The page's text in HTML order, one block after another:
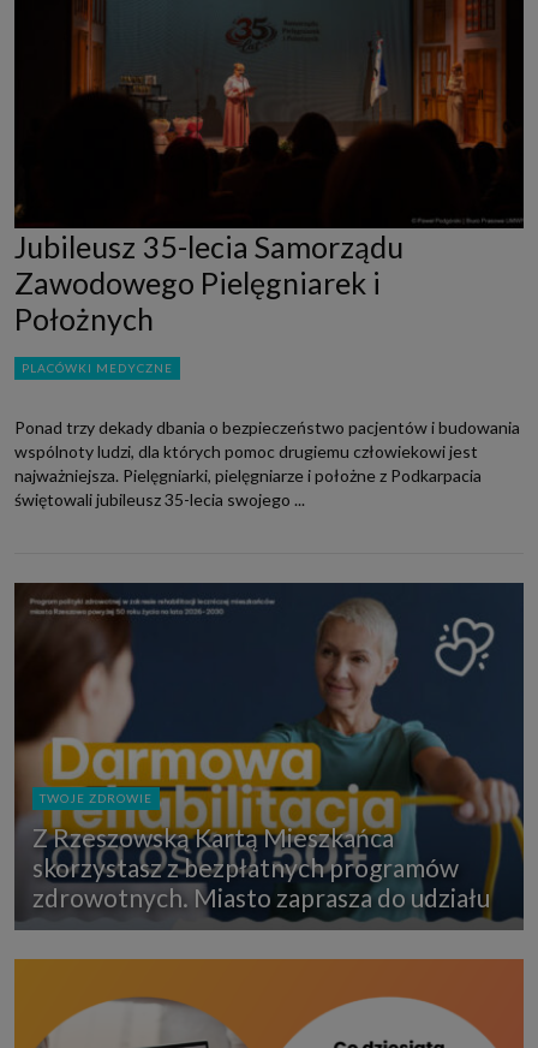
Jubileusz 35-lecia Samorządu
Zawodowego Pielęgniarek i
Położnych
PLACÓWKI MEDYCZNE
Ponad trzy dekady dbania o bezpieczeństwo pacjentów i budowania
wspólnoty ludzi, dla których pomoc drugiemu człowiekowi jest
najważniejsza. Pielęgniarki, pielęgniarze i położne z Podkarpacia
świętowali jubileusz 35-lecia swojego ...
TWOJE ZDROWIE
Z Rzeszowską Kartą Mieszkańca
skorzystasz z bezpłatnych programów
zdrowotnych. Miasto zaprasza do udziału